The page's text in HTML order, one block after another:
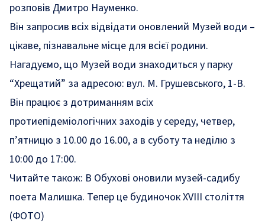
розповів Дмитро Науменко.
Він запросив всіх відвідати оновлений Музей води –
цікаве, пізнавальне місце для всієї родини.
Нагадуємо, що Музей води знаходиться у парку
“Хрещатий” за адресою: вул. М. Грушевського, 1-В.
Він працює з дотриманням всіх
протиепідеміологічних заходів у середу, четвер,
п’ятницю з 10.00 до 16.00, а в суботу та неділю з
10:00 до 17:00.
Читайте також: В Обухові оновили музей-садибу
поета Малишка. Тепер це будиночок XVIII століття
(ФОТО)